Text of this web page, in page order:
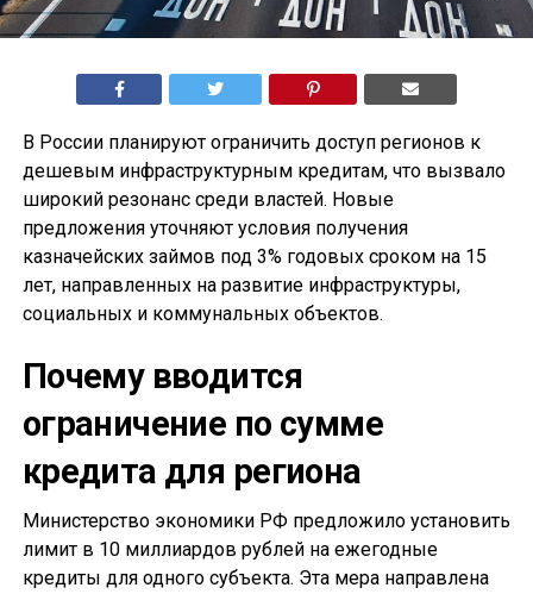
В России планируют ограничить доступ регионов к
дешевым инфраструктурным кредитам, что вызвало
широкий резонанс среди властей. Новые
предложения уточняют условия получения
казначейских займов под 3% годовых сроком на 15
лет, направленных на развитие инфраструктуры,
социальных и коммунальных объектов.
Почему вводится
ограничение по сумме
кредита для региона
Министерство экономики РФ предложило установить
лимит в 10 миллиардов рублей на ежегодные
кредиты для одного субъекта. Эта мера направлена